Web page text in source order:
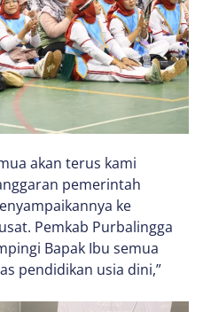
akan terus kami
pemerintah
ke
Pemkab Purbalingga
Bapak Ibu semua
pendidikan usia dini,”